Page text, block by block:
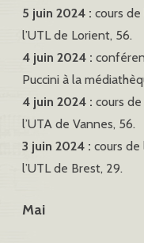
5 juin 2024 : cours
l’UTL de Lorient, 56.
4 juin 2024 :
Puccini à la
4 juin 2024 : cours
l’UTA de Vannes, 56.
3 juin 2024 : cours
l’UTL de Brest, 29.
Mai